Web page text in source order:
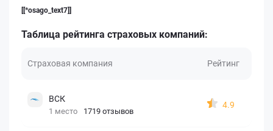
[[*osago_text7]]
Таблица рейтинга страховых компаний:
Страховая компания Рейтинг
ВСК
1 место 1719 отзывов
4.9